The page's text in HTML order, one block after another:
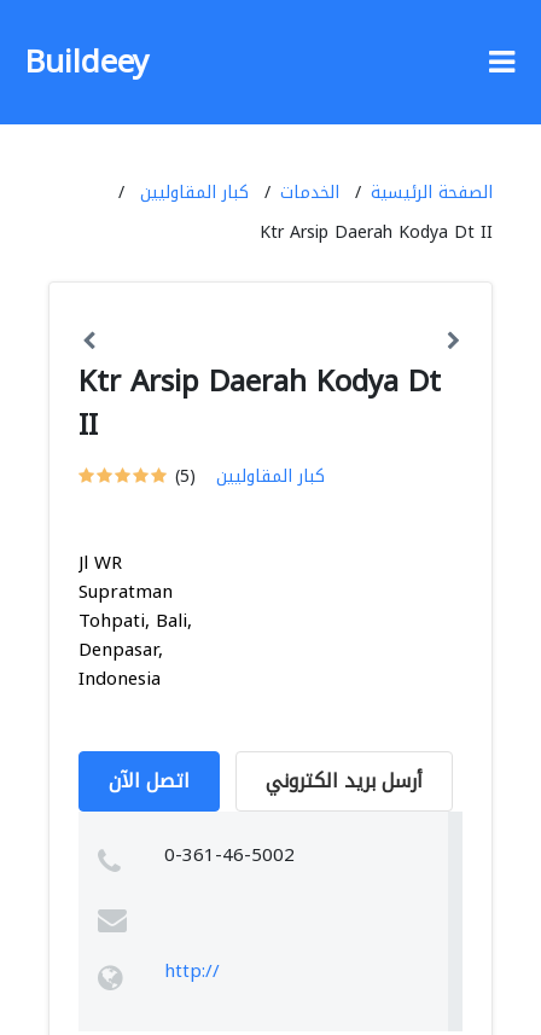
Buildeey
الصفحة الرئيسية الخدمات
كبار المقاوليين
Ktr Arsip Daerah Kodya Dt II
Ktr Arsip Daerah Kodya Dt
II
(5) كبار المقاوليين
Jl WR
Supratman
Tohpati, Bali,
Denpasar,
Indonesia
اتصل الآن أرسل بريد الكتروني
0-361-46-5002
http://